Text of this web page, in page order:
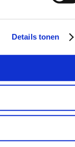
Details tonen